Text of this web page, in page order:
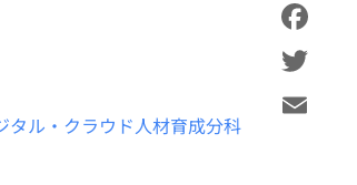
タル・クラウド人材育成分科
Facebook
Twitter